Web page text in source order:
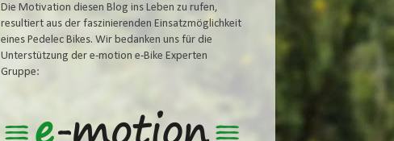
Die Motivation diesen Blog ins Leben zu rufen,
resultiert aus der faszinierenden Einsatzmöglichkeit
eines Pedelec Bikes. Wir bedanken uns für die
Unterstützung der e-motion e-Bike Experten
Gruppe: